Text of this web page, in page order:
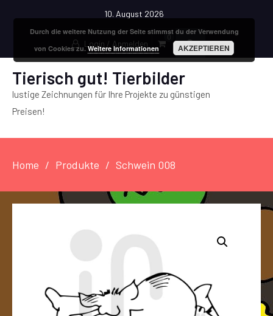
10. August 2026
Login / Anmelden
0
Tierisch gut! Tierbilder
lustige Zeichnungen für Ihre Projekte zu günstigen
Preisen!
Home Produkte Schwein 008
Durch die weitere Nutzung der Seite stimmst du der Verwendung
von Cookies zu.Weitere Informationen AKZEPTIEREN